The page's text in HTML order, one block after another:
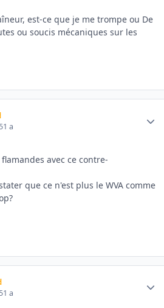
est-ce que je me trompe ou De
ou soucis mécaniques sur les
1 a
avec ce contre-
que ce n'est plus le WVA comme
1 a